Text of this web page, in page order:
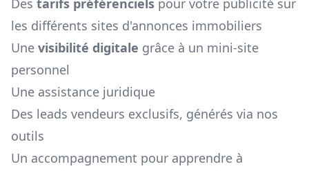
Des tarifs préférenciels pour votre publicité sur
les différents sites d'annonces immobiliers
Une visibilité digitale grâce à un mini-site
personnel
Une assistance juridique
Des leads vendeurs exclusifs, générés via nos
outils
Un accompagnement pour apprendre à